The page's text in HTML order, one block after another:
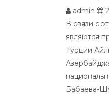
admin
В связи с
являются
Турции
Бабаева-